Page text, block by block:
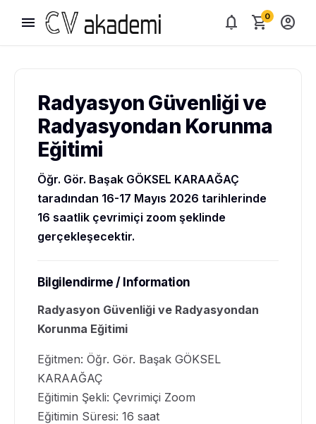
menu notifications shopping_cart0 account_circle
Radyasyon Güvenliği ve
Radyasyondan Korunma
Eğitimi
Öğr. Gör. Başak GÖKSEL KARAAĞAÇ
taradından 16-17 Mayıs 2026 tarihlerinde
16 saatlik çevrimiçi zoom şeklinde
gerçekleşecektir.
Bilgilendirme / Information
Radyasyon Güvenliği ve Radyasyondan
Korunma Eğitimi
Eğitmen: Öğr. Gör. Başak GÖKSEL
KARAAĞAÇ
Eğitimin Şekli: Çevrimiçi Zoom
Eğitimin Süresi: 16 saat